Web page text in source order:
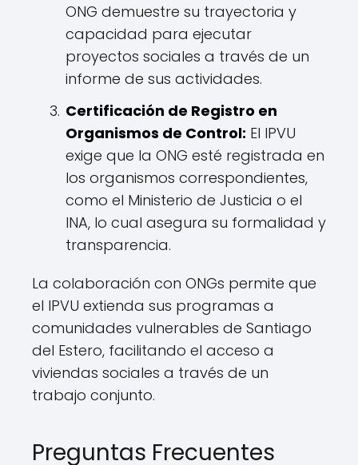
ONG demuestre su trayectoria y
capacidad para ejecutar
proyectos sociales a través de un
informe de sus actividades.
Certificación de Registro en
Organismos de Control: El IPVU
exige que la ONG esté registrada en
los organismos correspondientes,
como el Ministerio de Justicia o el
INA, lo cual asegura su formalidad y
transparencia.
La colaboración con ONGs permite que
el IPVU extienda sus programas a
comunidades vulnerables de Santiago
del Estero, facilitando el acceso a
viviendas sociales a través de un
trabajo conjunto.
Preguntas Frecuentes